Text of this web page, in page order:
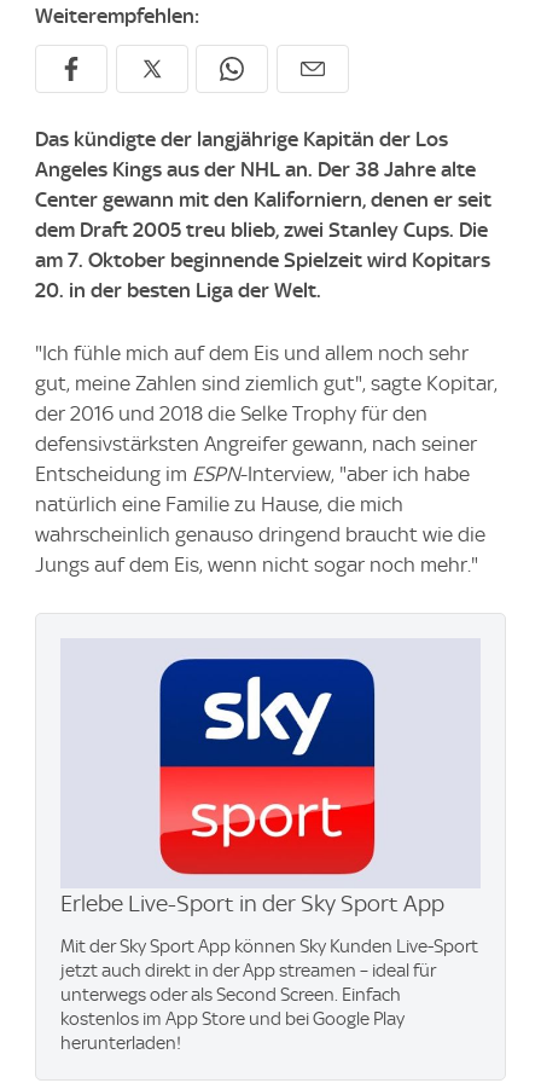
Weiterempfehlen:
Das kündigte der langjährige Kapitän der Los
Angeles Kings aus der NHL an. Der 38 Jahre alte
Center gewann mit den Kaliforniern, denen er seit
dem Draft 2005 treu blieb, zwei Stanley Cups. Die
am 7. Oktober beginnende Spielzeit wird Kopitars
20. in der besten Liga der Welt.
"Ich fühle mich auf dem Eis und allem noch sehr
gut, meine Zahlen sind ziemlich gut", sagte Kopitar,
der 2016 und 2018 die Selke Trophy für den
defensivstärksten Angreifer gewann, nach seiner
Entscheidung im ESPN-Interview, "aber ich habe
natürlich eine Familie zu Hause, die mich
wahrscheinlich genauso dringend braucht wie die
Jungs auf dem Eis, wenn nicht sogar noch mehr."
Erlebe Live-Sport in der Sky Sport App
Mit der Sky Sport App können Sky Kunden Live-Sport
jetzt auch direkt in der App streamen – ideal für
unterwegs oder als Second Screen. Einfach
kostenlos im App Store und bei Google Play
herunterladen!